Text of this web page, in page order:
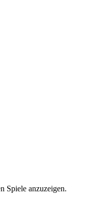
Spiele anzuzeigen.